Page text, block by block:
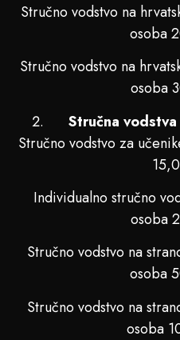
Stručno vodstvo na
osoba
Stručno vodstvo na
osoba
Stručna
Stručno vodstvo za
Individualno stručno
osoba
Stručno vodstvo na
osoba
Stručno vodstvo na
osoba